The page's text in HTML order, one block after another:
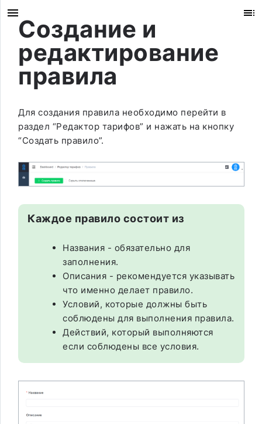
Создание и
редактирование
правила
Для создания правила необходимо перейти в
раздел “Редактор тарифов” и нажать на кнопку
“Cоздать правило”.
Каждое правило состоит из
Названия - обязательно для
заполнения.
Описания - рекомендуется указывать
что именно делает правило.
Условий, которые должны быть
соблюдены для выполнения правила.
Действий, который выполняются
если соблюдены все условия.